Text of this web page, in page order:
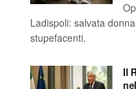
Ladispoli: salvata
stupefacenti.
Il